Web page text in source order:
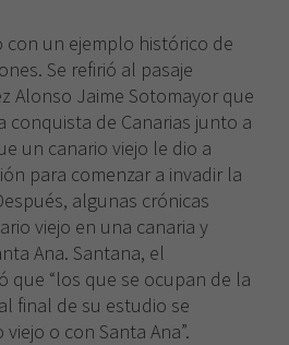
con un ejemplo histórico de
Se refirió al pasaje
Alonso Jaime Sotomayor que
conquista de Canarias junto a
un canario viejo le dio a
para comenzar a invadir la
algunas crónicas
viejo en una canaria y
Ana. Santana, el
que “los que se ocupan de la
final de su estudio se
o con Santa Ana”.